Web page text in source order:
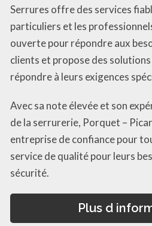
Serrures offre des services
particuliers et les
ouverte pour répondre aux
clients et propose des
répondre à leurs exigences
Avec sa note élevée et son
de la serrurerie, Porquet –
entreprise de confiance pour
service de qualité pour leurs
sécurité.
Plus d